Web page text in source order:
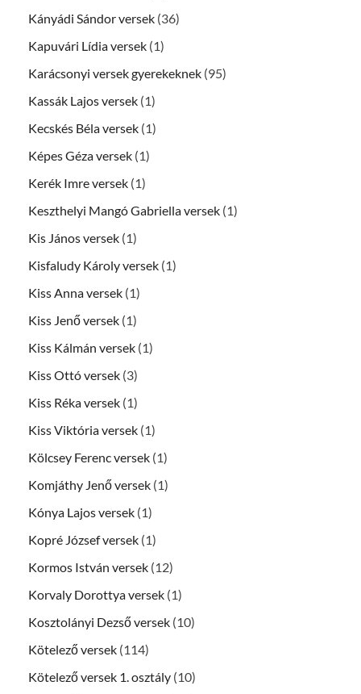
Kányádi Sándor versek (36)
Kapuvári Lídia versek (1)
Karácsonyi versek gyerekeknek (95)
Kassák Lajos versek (1)
Kecskés Béla versek (1)
Képes Géza versek (1)
Kerék Imre versek (1)
Keszthelyi Mangó Gabriella versek (1)
Kis János versek (1)
Kisfaludy Károly versek (1)
Kiss Anna versek (1)
Kiss Jenő versek (1)
Kiss Kálmán versek (1)
Kiss Ottó versek (3)
Kiss Réka versek (1)
Kiss Viktória versek (1)
Kölcsey Ferenc versek (1)
Komjáthy Jenő versek (1)
Kónya Lajos versek (1)
Kopré József versek (1)
Kormos István versek (12)
Korvaly Dorottya versek (1)
Kosztolányi Dezső versek (10)
Kötelező versek (114)
Kötelező versek 1. osztály (10)